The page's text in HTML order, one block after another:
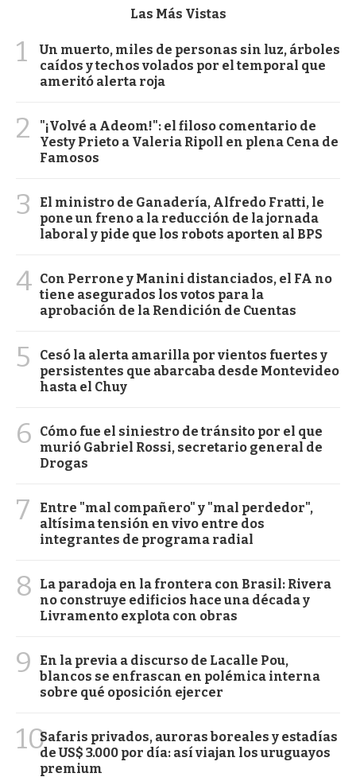
Las Más Vistas
1
Un muerto, miles de personas sin luz, árboles
caídos y techos volados por el temporal que
ameritó alerta roja
2
"¡Volvé a Adeom!": el filoso comentario de
Yesty Prieto a Valeria Ripoll en plena Cena de
Famosos
3
El ministro de Ganadería, Alfredo Fratti, le
pone un freno a la reducción de la jornada
laboral y pide que los robots aporten al BPS
4 Con Perrone y Manini distanciados, el FA no
tiene asegurados los votos para la
aprobación de la Rendición de Cuentas
5
Cesó la alerta amarilla por vientos fuertes y
persistentes que abarcaba desde Montevideo
hasta el Chuy
6
Cómo fue el siniestro de tránsito por el que
murió Gabriel Rossi, secretario general de
Drogas
7
Entre "mal compañero" y "mal perdedor",
altísima tensión en vivo entre dos
integrantes de programa radial
8
La paradoja en la frontera con Brasil: Rivera
no construye edificios hace una década y
Livramento explota con obras
9
En la previa a discurso de Lacalle Pou,
blancos se enfrascan en polémica interna
sobre qué oposición ejercer
10Safaris privados, auroras boreales y estadías
de US$ 3.000 por día: así viajan los uruguayos
premium